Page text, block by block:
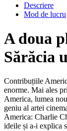
Descriere
Mod de lucru
A doua
Sărăcia
Contribuțiile
enorme. Mai ales
America, lumea
geniu al artei
America: Charlie
ideile și a-i explica